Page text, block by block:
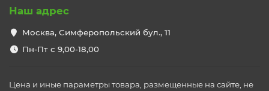
Наш адрес
Москва, Симферопольский бул., 11
Пн-Пт с 9,00-18,00
Цена и иные параметры товара, размещенные на сайте, не